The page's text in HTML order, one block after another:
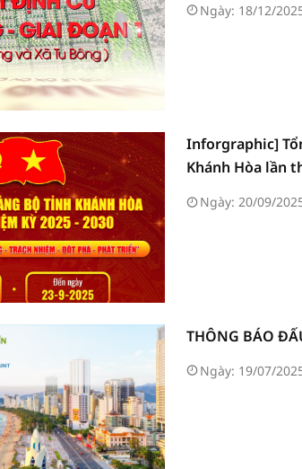
Ngày: 18/12/
Inforgraphic]
Khánh Hòa lần
Ngày: 20/09/
THÔNG BÁO
Ngày: 19/07/